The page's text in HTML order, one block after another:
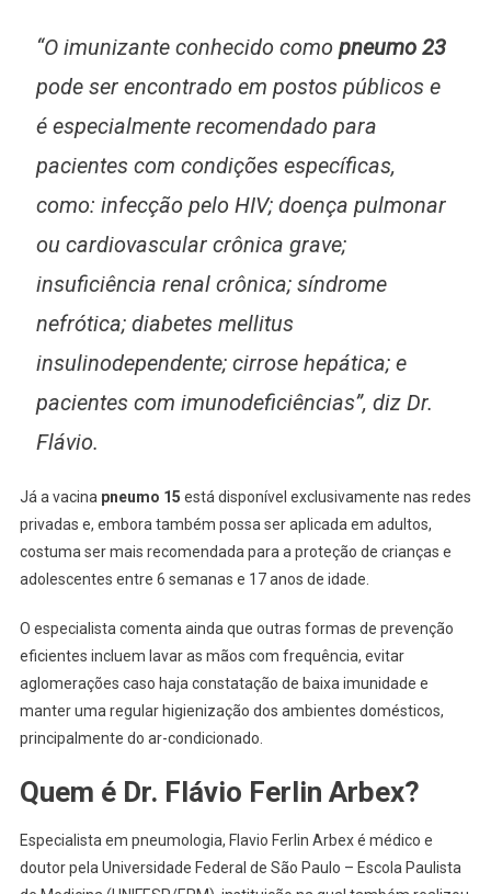
“O imunizante conhecido como pneumo 23
pode ser encontrado em postos públicos e
é especialmente recomendado para
pacientes com condições específicas,
como: infecção pelo HIV; doença pulmonar
ou cardiovascular crônica grave;
insuficiência renal crônica; síndrome
nefrótica; diabetes mellitus
insulinodependente; cirrose hepática; e
pacientes com imunodeficiências”, diz Dr.
Flávio.
Já a vacina pneumo 15 está disponível exclusivamente nas redes
privadas e, embora também possa ser aplicada em adultos,
costuma ser mais recomendada para a proteção de crianças e
adolescentes entre 6 semanas e 17 anos de idade.
O especialista comenta ainda que outras formas de prevenção
eficientes incluem lavar as mãos com frequência, evitar
aglomerações caso haja constatação de baixa imunidade e
manter uma regular higienização dos ambientes domésticos,
principalmente do ar-condicionado.
Quem é Dr. Flávio Ferlin Arbex?
Especialista em pneumologia, Flavio Ferlin Arbex é médico e
doutor pela Universidade Federal de São Paulo – Escola Paulista